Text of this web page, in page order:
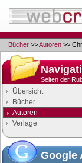
Bücher >>Autoren >>
Seiten der
Übersicht
Bücher
Autoren
Verlage
Google